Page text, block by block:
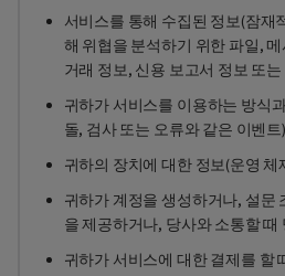
서비스를 통해 수집된 정보(잠재
해 위협을 분석하기 위한 파일, 메
거래 정보, 신용 보고서 정보 또
귀하가 서비스를 이용하는 방식
돌, 검사 또는 오류와 같은 이벤트)
귀하의 장치에 대한 정보(운영 체
귀하가 계정을 생성하거나, 설문
을 제공하거나, 당사와 소통할
귀하가 서비스에 대한 결제를 할